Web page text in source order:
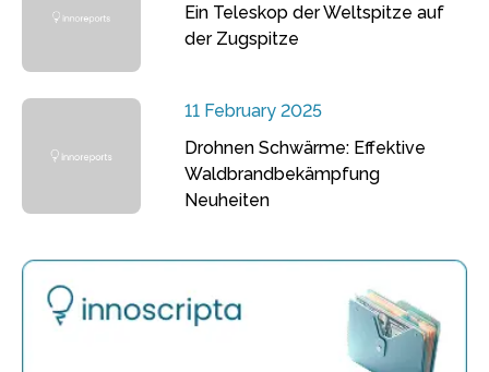
Ein Teleskop der Weltspitze auf
der Zugspitze
11 February 2025
Drohnen Schwärme: Effektive
Waldbrandbekämpfung
Neuheiten